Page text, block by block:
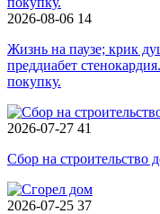
2026-08-06 14
Жизнь на паузе; крик
преддиабет
покупку.
2026-07-27 41
Сбор на строительство
2026-07-25 37